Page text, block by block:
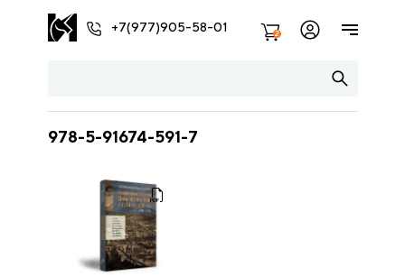
+7(977)905-58-01 2
978-5-91674-591-7